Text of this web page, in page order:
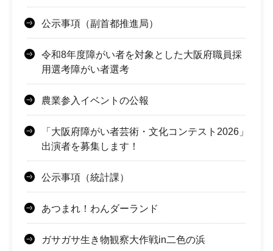
公示事項（副首都推進局）
令和8年度障がい者を対象とした大阪府職員採
用選考障がい者選考
農業参入イベントの公報
「大阪府障がい者芸術・文化コンテスト2026」
出演者を募集します！
公示事項（統計課）
あつまれ！わんダーランド
ガサガサ生き物観察大作戦in二色の浜